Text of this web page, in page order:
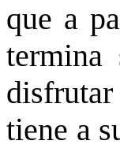
que a
tiene a